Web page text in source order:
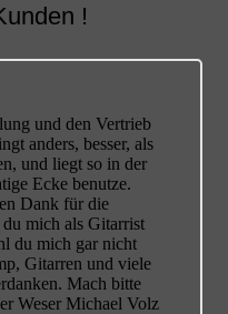
!
und den Vertrieb
anders, besser, als
und liegt so in der
Ecke benutze.
Dank für die
mich als Gitarrist
du mich gar nicht
Gitarren und viele
Mach bitte
Weser Michael Volz